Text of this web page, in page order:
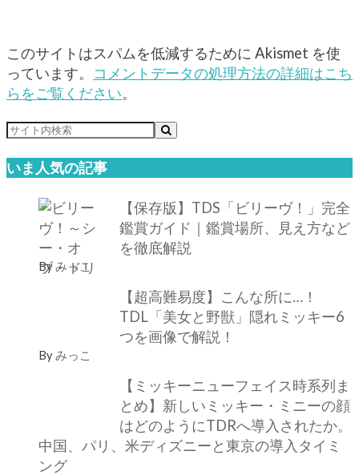
このサイトはスパムを低減するために Akismet を使
っています。 コメントデータの処理方法の詳細はこち
らをご覧ください。
いま人気の記事
【保存版】TDS「ビリーヴ！」完全
鑑賞ガイド｜鑑賞場所、見え方など
を徹底解説
Byみっこ
【超高難易度】こんな所に…！
TDL「美女と野獣」隠れミッキー6
つを画像で解説！
Byみっこ
【ミッキーニューフェイス時系列ま
とめ】新しいミッキー・ミニーの顔
はどのようにTDRへ導入されたか。
中国、パリ、米ディズニーと東京の導入タイミ
ング